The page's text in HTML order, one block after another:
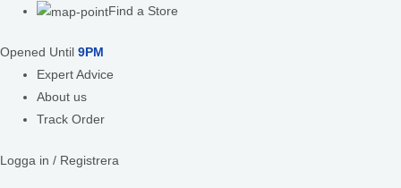
Find a Store
Opened Until 9PM
Expert Advice
About us
Track Order
Logga in / Registrera